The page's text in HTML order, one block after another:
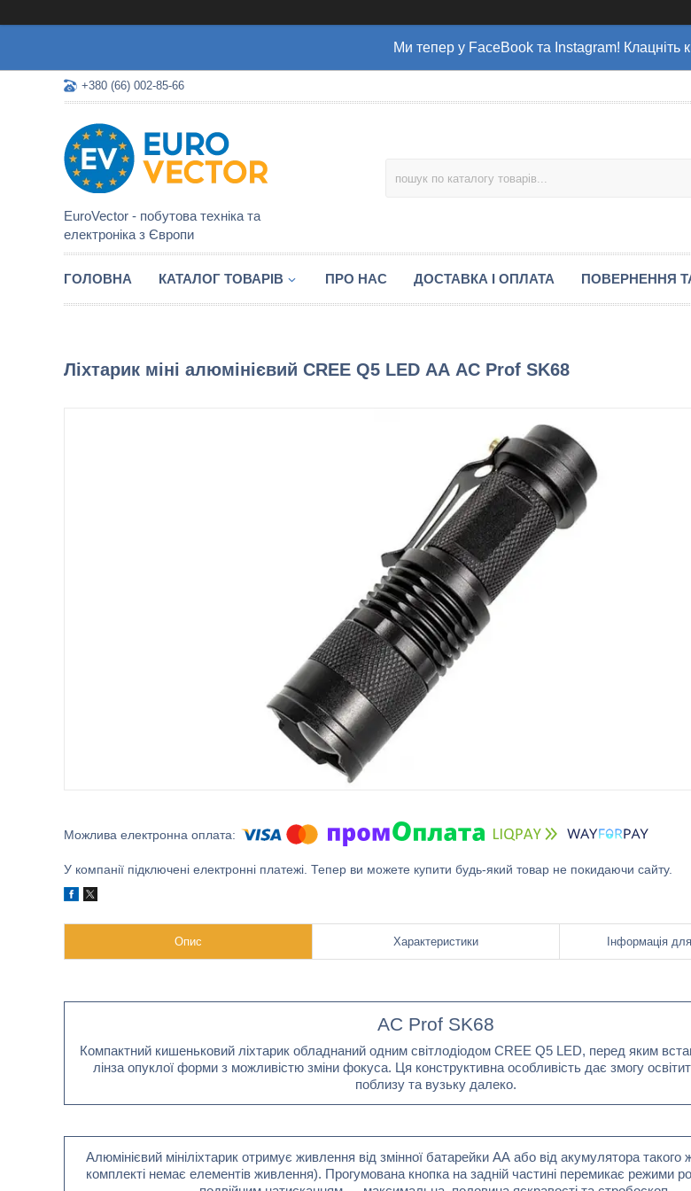
Ми тепер у FaceBook та Instagram! Клацніть
+380 (66) 002-85-66
EuroVector - побутова техніка та
електроніка з Європи
ГОЛОВНА КАТАЛОГ ТОВАРІВ ПРО НАС ДОСТАВКА І ОПЛАТА ПОВЕРНЕННЯ
Ліхтарик міні алюмінієвий CREE Q5 LED АА AC Prof SK68
У компанії підключені електронні платежі. Тепер ви можете купити будь-який товар не покидаючи сайту.
Опис Характеристики Інформація
AC Prof SK68
Компактний кишеньковий ліхтарик обладнаний одним світлодіодом CREE Q5 LED, перед яким
лінза опуклої форми з можливістю зміни фокуса. Ця конструктивна особливість дає змогу
поблизу та вузьку далеко.
Алюмінієвий мініліхтарик отримує живлення від змінної батарейки АА або від акумулятора такого
комплекті немає елементів живлення). Прогумована кнопка на задній частині перемикає режими